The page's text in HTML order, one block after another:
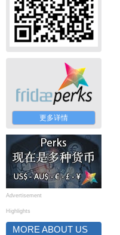
更多详情
Advertisement
Highlights
MORE ABOUT US